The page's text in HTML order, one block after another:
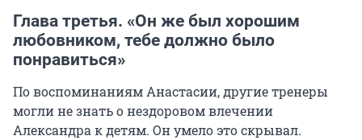
Глава третья. «Он же был хорошим
любовником, тебе должно было
понравиться»
По воспоминаниям Анастасии, другие тренеры
могли не знать о нездоровом влечении
Александра к детям. Он умело это скрывал.